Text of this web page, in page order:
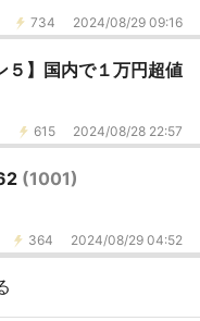
734 2024/08/29 09:16
５】国内で１万円超値
615 2024/08/28 22:57
(1001)
364 2024/08/29 04:52